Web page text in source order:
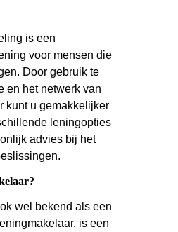
is een
voor mensen die
Door gebruik te
en het netwerk van
kunt u gemakkelijker
leningopties
advies bij het
wel bekend als een
is een